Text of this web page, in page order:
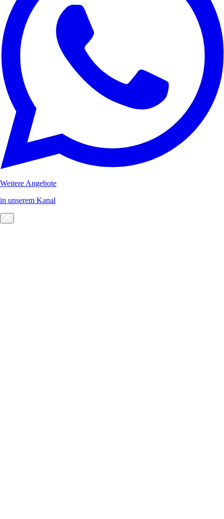
Weitere Angebote
in unserem Kanal